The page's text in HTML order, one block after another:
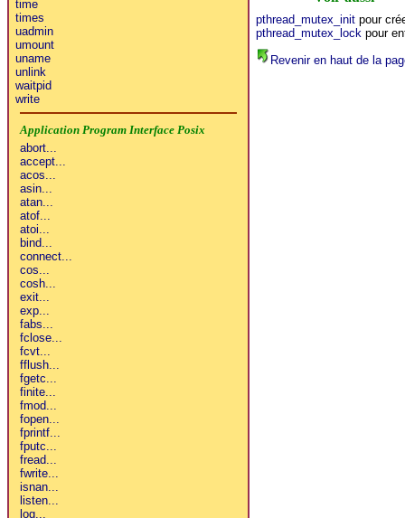
time
times
uadmin
umount
uname
unlink
waitpid
write
pthread_mutex_initpour
pthread_mutex_lock pour
Revenir en haut de la